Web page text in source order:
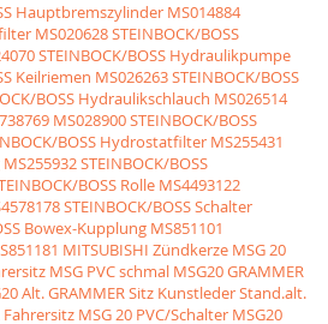
Hauptbremszylinder MS014884
MS020628 STEINBOCK/BOSS
STEINBOCK/BOSS Hydraulikpumpe
Keilriemen MS026263 STEINBOCK/BOSS
BOSS Hydraulikschlauch MS026514
MS028900 STEINBOCK/BOSS
BOSS Hydrostatfilter MS255431
MS255932 STEINBOCK/BOSS
BOSS Rolle MS4493122
STEINBOCK/BOSS Schalter
Bowex-Kupplung MS851101
MITSUBISHI Zündkerze MSG 20
MSG PVC schmal MSG20 GRAMMER
Alt. GRAMMER Sitz Kunstleder Stand.alt.
MSG 20 PVC/Schalter MSG20